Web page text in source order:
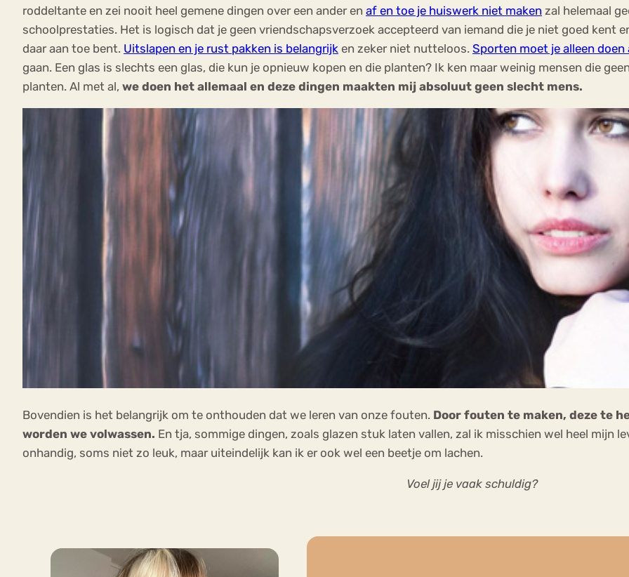
roddeltante en zei nooit heel gemene dingen over een ander en af en toe je huiswerk niet maken zal helemaal
schoolprestaties. Het is logisch dat je geen vriendschapsverzoek accepteerd van iemand die je niet goed kent
daar aan toe bent. Uitslapen en je rust pakken is belangrijk en zeker niet nutteloos. Sporten moet je alleen
gaan. Een glas is slechts een glas, die kun je opnieuw kopen en die planten? Ik ken maar weinig mensen die
planten. Al met al, we doen het allemaal en deze dingen maakten mij absoluut geen slecht mens.
Bovendien is het belangrijk om te onthouden dat we leren van onze fouten. Door fouten te maken, deze te
worden we volwassen. En tja, sommige dingen, zoals glazen stuk laten vallen, zal ik misschien wel heel mijn
onhandig, soms niet zo leuk, maar uiteindelijk kan ik er ook wel een beetje om lachen.
Voel jij je vaak schuldig?